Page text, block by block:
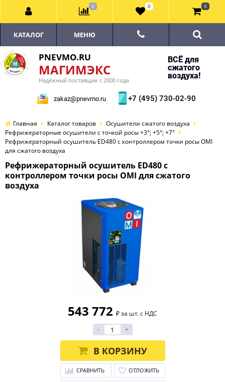
PNEVMO.RU
МАГИМЭКС
Надёжный поставщик с 2000 года
ВСЁ для
сжатого
воздуха!
zakaz@pnevmo.ru +7 (495) 730-02-90
КАТАЛОГ МЕНЮ
Главная Каталог товаров
Осушители сжатого воздуха
Рефрижераторные осушители с точкой росы +3°; +5°; +7°
Рефрижераторный осушитель ED480 с контроллером точки росы OMI
для сжатого воздуха
Рефрижераторный осушитель ED480 с
контроллером точки росы OMI для сжатого
воздуха
543 772 ₽ за шт. с НДС
-
+
В КОРЗИНУ
СРАВНИТЬ ОТЛОЖИТЬ
0 0 0